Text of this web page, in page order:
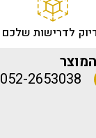
לדרישות שלכם
052-2653038